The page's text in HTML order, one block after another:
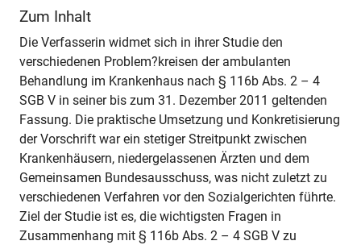
Zum Inhalt
Die Verfasserin widmet sich in ihrer Studie den
verschiedenen Problem?kreisen der ambulanten
Behandlung im Krankenhaus nach § 116b Abs. 2 – 4
SGB V in seiner bis zum 31. Dezember 2011 geltenden
Fassung. Die praktische Umsetzung und Konkretisierung
der Vorschrift war ein stetiger Streitpunkt zwischen
Krankenhäusern, niedergelassenen Ärzten und dem
Gemeinsamen Bundesausschuss, was nicht zuletzt zu
verschiedenen Verfahren vor den Sozialgerichten führte.
Ziel der Studie ist es, die wichtigsten Fragen in
Zusammenhang mit § 116b Abs. 2 – 4 SGB V zu